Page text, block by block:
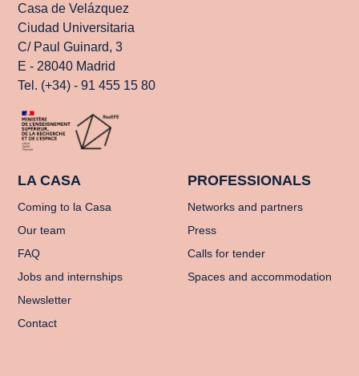
Casa de Velázquez
Ciudad Universitaria
C/ Paul Guinard, 3
E - 28040 Madrid
Tel. (+34) - 91 455 15 80
LA CASA
Coming to la Casa
Our team
FAQ
Jobs and internships
Newsletter
Contact
PROFESSIONALS
Networks and partners
Press
Calls for tender
Spaces and accommodation